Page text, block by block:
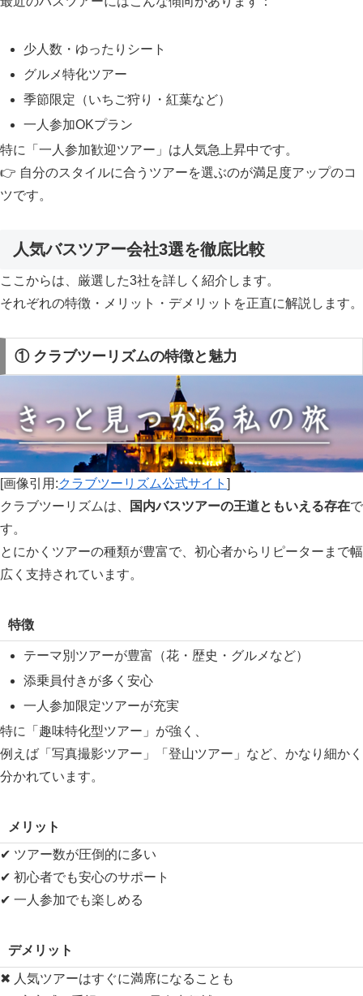
少人数・ゆったりシート
グルメ特化ツアー
季節限定（いちご狩り・紅葉など）
一人参加OKプラン
特に「一人参加歓迎ツアー」は人気急上昇中です。
👉 自分のスタイルに合うツアーを選ぶのが満足度アップのコ
ツです。
人気バスツアー会社3選を徹底比較
ここからは、厳選した3社を詳しく紹介します。
それぞれの特徴・メリット・デメリットを正直に解説します。
① クラブツーリズムの特徴と魅力
[画像引用:クラブツーリズム公式サイト ]
クラブツーリズムは、
国内バスツアーの王道ともいえる存在で
す。
とにかくツアーの種類が豊富で、初心者からリピーターまで幅
広く支持されています。
特徴
テーマ別ツアーが豊富（花・歴史・グルメなど）
添乗員付きが多く安心
一人参加限定ツアーが充実
特に「趣味特化型ツアー」が強く、
例えば「写真撮影ツアー」「登山ツアー」など、かなり細かく
分かれています。
メリット
✔ ツアー数が圧倒的に多い
✔ 初心者でも安心のサポート
✔ 一人参加でも楽しめる
デメリット
✖ 人気ツアーはすぐに満席になることも